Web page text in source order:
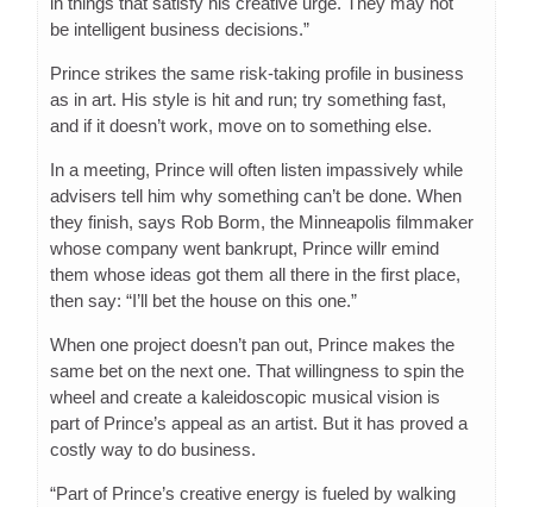
be intelligent business decisions.”
Prince strikes the same risk-taking profile in business
as in art. His style is hit and run; try something fast,
and if it doesn’t work, move on to something else.
In a meeting, Prince will often listen impassively while
advisers tell him why something can’t be done. When
they finish, says Rob Borm, the Minneapolis filmmaker
whose company went bankrupt, Prince willr emind
them whose ideas got them all there in the first place,
then say: “I’ll bet the house on this one.”
When one project doesn’t pan out, Prince makes the
same bet on the next one. That willingness to spin the
wheel and create a kaleidoscopic musical vision is
part of Prince’s appeal as an artist. But it has proved a
costly way to do business.
“Part of Prince’s creative energy is fueled by walking